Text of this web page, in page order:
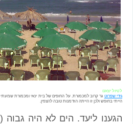
לטיול יצאנו
גידי שפרוט גר קרוב למכמורת. על החופים של בית ינאי ומכמורת
הייתי בחופש ולכן זו הייתה הזדמנות טובה להצפין.